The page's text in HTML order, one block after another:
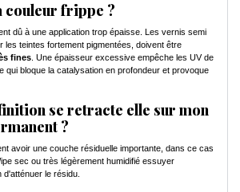
couleur frippe ?
dû à une application trop épaisse. Les vernis semi
les teintes fortement pigmentées, doivent être
fines. Une épaisseur excessive empêche les UV de
qui bloque la catalysation en profondeur et provoque
se retracte elle sur mon
?
avoir une couche résiduelle importante, dans ce cas
sec ou très légèrement humidifié essuyer
d'atténuer le résidu.